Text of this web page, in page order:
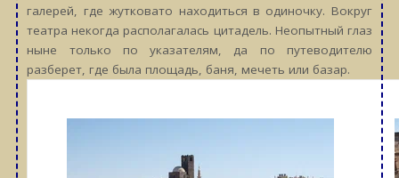
галерей, где жутковато находиться в одиночку. Вокруг
театра некогда располагалась цитадель. Неопытный глаз
ныне только по указателям, да по путеводителю
разберет, где была площадь, баня, мечеть или базар.